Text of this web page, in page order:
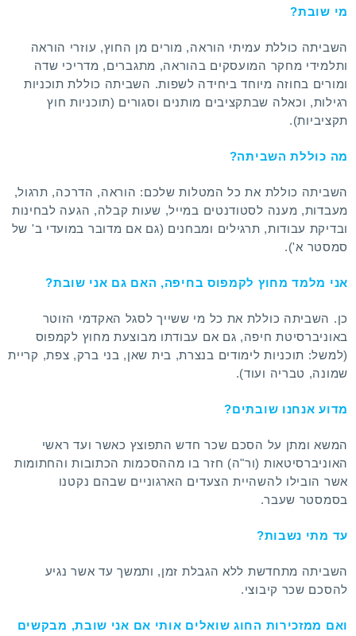
מי שובת?
השביתה כוללת עמיתי הוראה, מורים מן החוץ, עוזרי הוראה
ותלמידי מחקר המועסקים בהוראה, מתגברים, מדריכי שדה
ומורים בחוזה מיוחד ביחידה לשפות. השביתה כוללת תוכניות
רגילות, וכאלה שבתקציבים מותנים וסגורים (תוכניות חוץ
תקציביות).
מה כוללת השביתה?
השביתה כוללת את כל המטלות שלכם: הוראה, הדרכה, תרגול,
מעבדות, מענה לסטודנטים במייל, שעות קבלה, הגעה לבחינות
ובדיקת עבודות, תרגילים ומבחנים (גם אם מדובר במועדי ב' של
סמסטר א').
אני מלמד מחוץ לקמפוס בחיפה, האם גם אני שובת?
כן. השביתה כוללת את כל מי ששייך לסגל האקדמי הזוטר
באוניברסיטת חיפה, גם אם עבודתו מבוצעת מחוץ לקמפוס
(למשל: תוכניות לימודים בנצרת, בית שאן, בני ברק, צפת, קריית
שמונה, טבריה ועוד).
מדוע אנחנו שובתים?
המשא ומתן על הסכם שכר חדש התפוצץ כאשר ועד ראשי
האוניברסיטאות (ור"ה) חזר בו מההסכמות הכתובות והחתומות
אשר הובילו להשהיית הצעדים הארגוניים שבהם נקטנו
בסמסטר שעבר.
עד מתי נשבות?
השביתה מתחדשת ללא הגבלת זמן, ותמשך עד אשר נגיע
להסכם שכר קיבוצי.
ואם ממזכירות החוג שואלים אותי אם אני שובת, מבקשים